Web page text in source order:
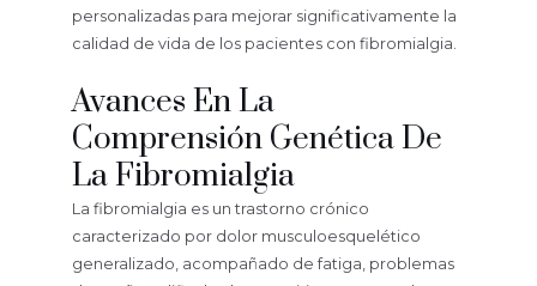
personalizadas para mejorar significativamente la
calidad de vida de los pacientes con fibromialgia.
Avances En La
Comprensión Genética De
La Fibromialgia
La fibromialgia es un trastorno crónico
caracterizado por dolor musculoesquelético
generalizado, acompañado de fatiga, problemas